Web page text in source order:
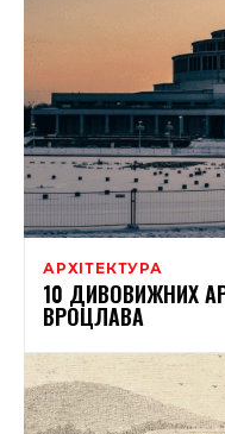
АРХІТЕКТУРА
10 ДИВОВИЖНИХ
ВРОЦЛАВА